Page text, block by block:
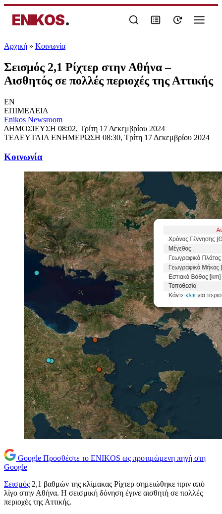
ENIKOS.
Αρχική » Κοινωνία
Σεισμός 2,1 Ρίχτερ στην Αθήνα –
Αισθητός σε πολλές περιοχές της Αττικής
EN
ΕΠΙΜΕΛΕΙΑ
Enikos Newsroom
ΔΗΜΟΣΙΕΥΣΗ 08:02, Τρίτη 17 Δεκεμβρίου 2024
ΤΕΛΕΥΤΑΙΑ ΕΝΗΜΕΡΩΣΗ 08:30, Τρίτη 17 Δεκεμβρίου 2024
Κοινωνία
Google Προσθέστε το ENIKOS ως προτιμώμενη πηγή στη
Google
Σεισμός 2,1 βαθμών της κλίμακας Ρίχτερ σημειώθηκε πριν από
λίγο στην Αθήνα. Η σεισμική δόνηση έγινε αισθητή σε πολλές
περιοχές της Αττικής.